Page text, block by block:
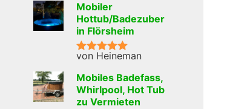
Mobiler
Hottub/Badezuber
in Flörsheim
Bewertet mit
von Heineman
Mobiles Badefass,
Whirlpool, Hot Tub
zu Vermieten